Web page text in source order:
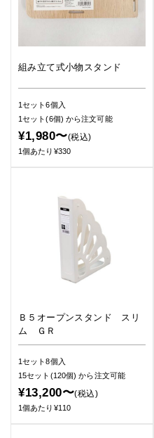
組み立て式小物スタンド
1セット6個入
1セット(6個) から注文可能
¥1,980〜(税込)
1個あたり¥330
Ｂ５オープンスタンド スリ
ム ＧＲ
1セット8個入
15セット(120個)から注文可能
¥13,200〜(税込)
1個あたり¥110